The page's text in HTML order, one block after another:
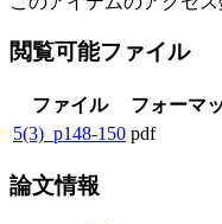
閲覧可能ファイル
ファイル フォーマ
5(3)_p148-150 pdf
論文情報